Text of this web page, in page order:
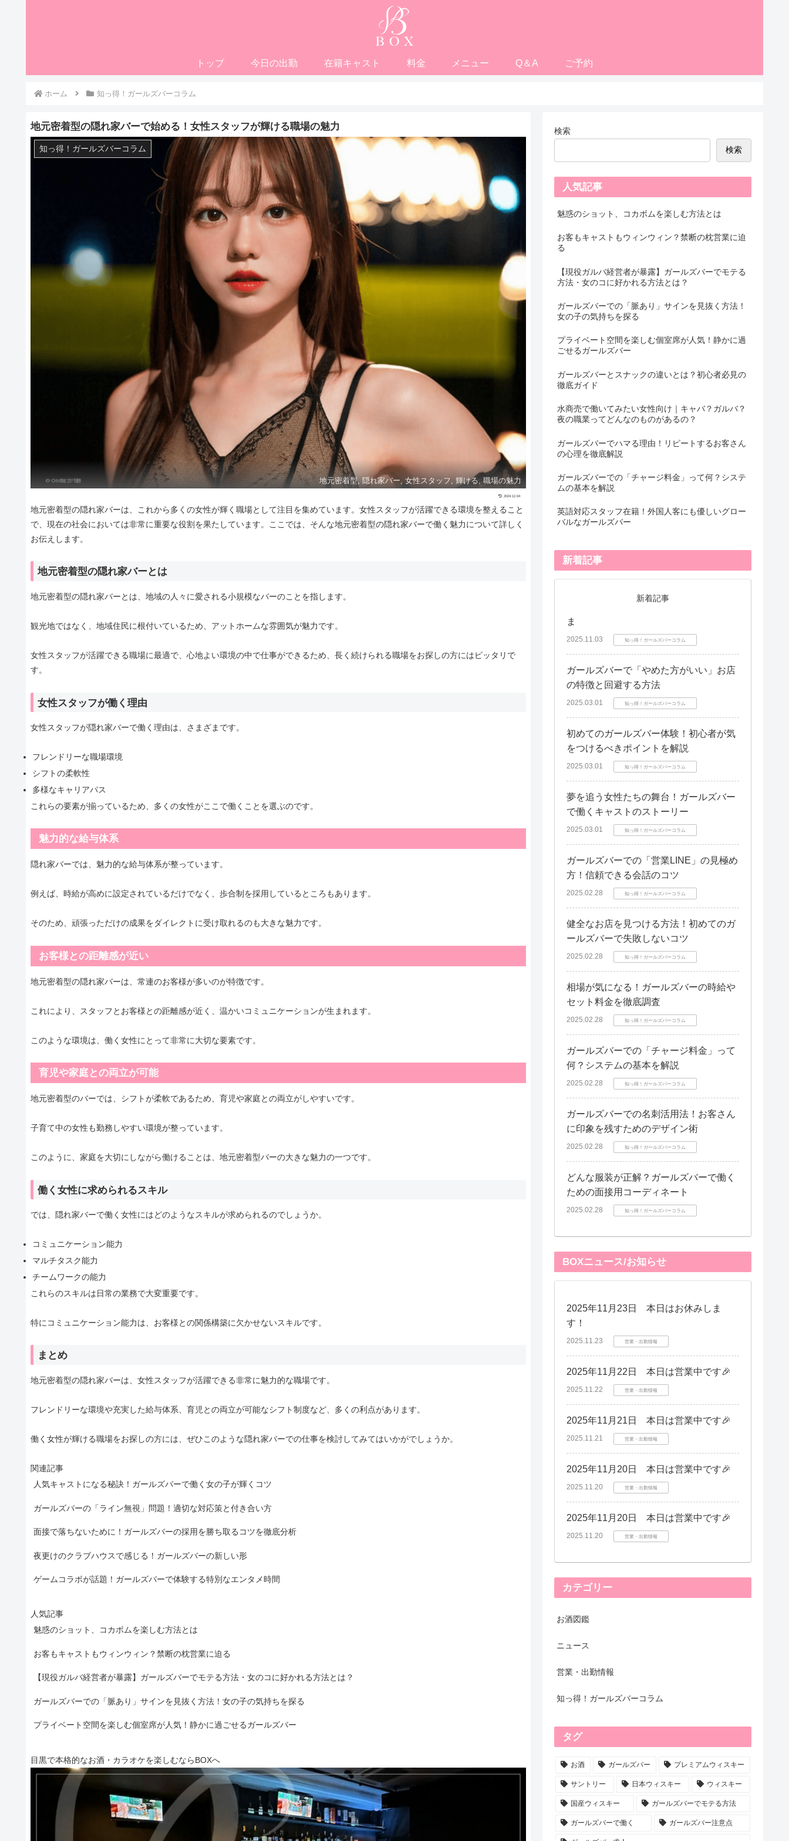
トップ 今日の出勤 在籍キャスト 料金 メニュー Q＆A ご予約
ホーム 知っ得！ガールズバーコラム
地元密着型の隠れ家バーで始める！女性スタッフが輝ける職場の魅力
知っ得！ガールズバーコラム
地元密着型, 隠れ家バー, 女性スタッフ, 輝ける, 職場の魅力
2024.12.04
地元密着型の隠れ家バーは、これから多くの女性が輝く職場として注目を集めています。女性スタッフが活躍できる環境を整えること
で、現在の社会においては非常に重要な役割を果たしています。ここでは、そんな地元密着型の隠れ家バーで働く魅力について詳しく
お伝えします。
地元密着型の隠れ家バーとは
地元密着型の隠れ家バーとは、地域の人々に愛される小規模なバーのことを指します。
観光地ではなく、地域住民に根付いているため、アットホームな雰囲気が魅力です。
女性スタッフが活躍できる職場に最適で、心地よい環境の中で仕事ができるため、長く続けられる職場をお探しの方にはピッタリで
す。
女性スタッフが働く理由
女性スタッフが隠れ家バーで働く理由は、さまざまです。
フレンドリーな職場環境
シフトの柔軟性
多様なキャリアパス
これらの要素が揃っているため、多くの女性がここで働くことを選ぶのです。
魅力的な給与体系
隠れ家バーでは、魅力的な給与体系が整っています。
例えば、時給が高めに設定されているだけでなく、歩合制を採用しているところもあります。
そのため、頑張っただけの成果をダイレクトに受け取れるのも大きな魅力です。
お客様との距離感が近い
地元密着型の隠れ家バーは、常連のお客様が多いのが特徴です。
これにより、スタッフとお客様との距離感が近く、温かいコミュニケーションが生まれます。
このような環境は、働く女性にとって非常に大切な要素です。
育児や家庭との両立が可能
地元密着型のバーでは、シフトが柔軟であるため、育児や家庭との両立がしやすいです。
子育て中の女性も勤務しやすい環境が整っています。
このように、家庭を大切にしながら働けることは、地元密着型バーの大きな魅力の一つです。
働く女性に求められるスキル
では、隠れ家バーで働く女性にはどのようなスキルが求められるのでしょうか。
コミュニケーション能力
マルチタスク能力
チームワークの能力
これらのスキルは日常の業務で大変重要です。
特にコミュニケーション能力は、お客様との関係構築に欠かせないスキルです。
まとめ
地元密着型の隠れ家バーは、女性スタッフが活躍できる非常に魅力的な職場です。
フレンドリーな環境や充実した給与体系、育児との両立が可能なシフト制度など、多くの利点があります。
働く女性が輝ける職場をお探しの方には、ぜひこのような隠れ家バーでの仕事を検討してみてはいかがでしょうか。
関連記事
人気キャストになる秘訣！ガールズバーで働く女の子が輝くコツ
ガールズバーの「ライン無視」問題！適切な対応策と付き合い方
面接で落ちないために！ガールズバーの採用を勝ち取るコツを徹底分析
夜更けのクラブハウスで感じる！ガールズバーの新しい形
ゲームコラボが話題！ガールズバーで体験する特別なエンタメ時間
人気記事
魅惑のショット、コカボムを楽しむ方法とは
お客もキャストもウィンウィン？禁断の枕営業に迫る
【現役ガルバ経営者が暴露】ガールズバーでモテる方法・女のコに好かれる方法とは？
ガールズバーでの「脈あり」サインを見抜く方法！女の子の気持ちを探る
プライベート空間を楽しむ個室席が人気！静かに過ごせるガールズバー
目黒で本格的なお酒・カラオケを楽しむならBOXへ
検索
検索
人気記事
魅惑のショット、コカボムを楽しむ方法とは
お客もキャストもウィンウィン？禁断の枕営業に迫
る
【現役ガルバ経営者が暴露】ガールズバーでモテる
方法・女のコに好かれる方法とは？
ガールズバーでの「脈あり」サインを見抜く方法！
女の子の気持ちを探る
プライベート空間を楽しむ個室席が人気！静かに過
ごせるガールズバー
ガールズバーとスナックの違いとは？初心者必見の
徹底ガイド
水商売で働いてみたい女性向け｜キャバ？ガルバ？
夜の職業ってどんなのものがあるの？
ガールズバーでハマる理由！リピートするお客さん
の心理を徹底解説
ガールズバーでの「チャージ料金」って何？システ
ムの基本を解説
英語対応スタッフ在籍！外国人客にも優しいグロー
バルなガールズバー
新着記事
新着記事
ま
2025.11.03 知っ得！ガールズバーコラム
ガールズバーで「やめた方がいい」お店
の特徴と回避する方法
2025.03.01 知っ得！ガールズバーコラム
初めてのガールズバー体験！初心者が気
をつけるべきポイントを解説
2025.03.01 知っ得！ガールズバーコラム
夢を追う女性たちの舞台！ガールズバー
で働くキャストのストーリー
2025.03.01 知っ得！ガールズバーコラム
ガールズバーでの「営業LINE」の見極め
方！信頼できる会話のコツ
2025.02.28 知っ得！ガールズバーコラム
健全なお店を見つける方法！初めてのガ
ールズバーで失敗しないコツ
2025.02.28 知っ得！ガールズバーコラム
相場が気になる！ガールズバーの時給や
セット料金を徹底調査
2025.02.28 知っ得！ガールズバーコラム
ガールズバーでの「チャージ料金」って
何？システムの基本を解説
2025.02.28 知っ得！ガールズバーコラム
ガールズバーでの名刺活用法！お客さん
に印象を残すためのデザイン術
2025.02.28 知っ得！ガールズバーコラム
どんな服装が正解？ガールズバーで働く
ための面接用コーディネート
2025.02.28 知っ得！ガールズバーコラム
BOXニュース/お知らせ
2025年11月23日 本日はお休みしま
す！
2025.11.23 営業・出勤情報
2025年11月22日 本日は営業中です🎉
2025.11.22 営業・出勤情報
2025年11月21日 本日は営業中です🎉
2025.11.21 営業・出勤情報
2025年11月20日 本日は営業中です🎉
2025.11.20 営業・出勤情報
2025年11月20日 本日は営業中です🎉
2025.11.20 営業・出勤情報
カテゴリー
お酒図鑑
ニュース
営業・出勤情報
知っ得！ガールズバーコラム
タグ
お酒 ガールズバー プレミアムウィスキー
サントリー 日本ウィスキー ウィスキー
国産ウィスキー ガールズバーでモテる方法
ガールズバーで働く ガールズバー注意点